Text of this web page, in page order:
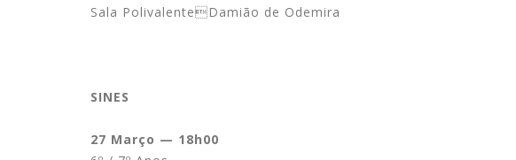
Sala PolivalenteDamião de Odemira
SINES
27 Março — 18h00